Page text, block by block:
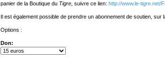
panier de la Boutique du Tigre , suivre ce lien: http://www.le-tigre.net/
Il est également possible de prendre un abonnement de soutien, sur
Options :
Don: